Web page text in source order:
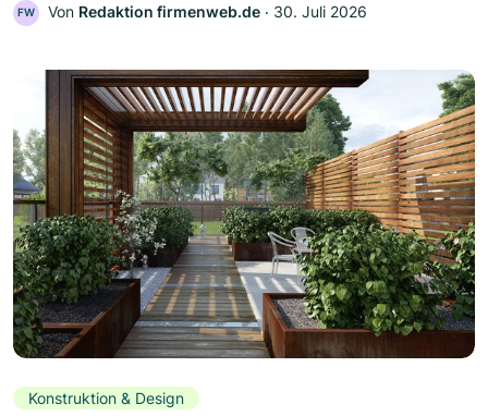
FW Von Redaktion firmenweb.de ‧ 30. Juli 2026
Konstruktion & Design